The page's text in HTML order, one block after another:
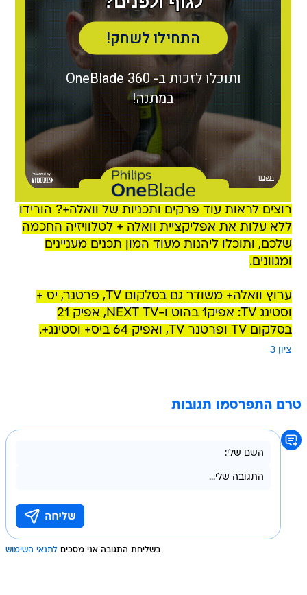
רוצים לראות עוד פרקים ותכניות של וואלה+? הורידו
ללא עלות את אפליקציית וואלה + לטלוויזיה החכמה
שלכם, ותוכלו ליהנות מעוד המון תכנים מעניינים
ומגוונים.
ערוץ וואלה+ משודר גם בסלקום TV, פרטנר, יס +
וסטינג TV: אפיק1 בהוט ו-NEXT TV, אפיק 21
בסלקום TV ופרטנר TV, ואפיק 64 ביס+ וסטינג+.
ציון 3
טרם התפרסמו תגובות
בשליחת התגובה אני מסכים לתנאי השימוש